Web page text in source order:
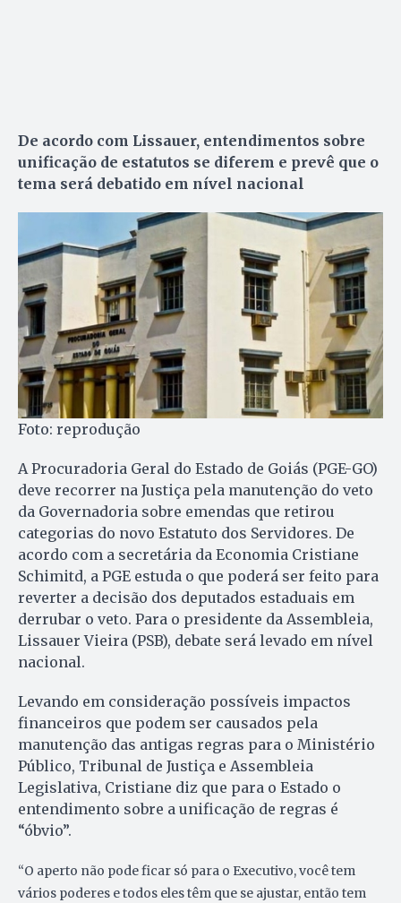
De acordo com Lissauer, entendimentos sobre
unificação de estatutos se diferem e prevê que o
tema será debatido em nível nacional
Foto: reprodução
A Procuradoria Geral do Estado de Goiás (PGE-GO)
deve recorrer na Justiça pela manutenção do veto
da Governadoria sobre emendas que retirou
categorias do novo Estatuto dos Servidores. De
acordo com a secretária da Economia Cristiane
Schimitd, a PGE estuda o que poderá ser feito para
reverter a decisão dos deputados estaduais em
derrubar o veto. Para o presidente da Assembleia,
Lissauer Vieira (PSB), debate será levado em nível
nacional.
Levando em consideração possíveis impactos
financeiros que podem ser causados pela
manutenção das antigas regras para o Ministério
Público, Tribunal de Justiça e Assembleia
Legislativa, Cristiane diz que para o Estado o
entendimento sobre a unificação de regras é
“óbvio”.
“O aperto não pode ficar só para o Executivo, você tem
vários poderes e todos eles têm que se ajustar, então tem